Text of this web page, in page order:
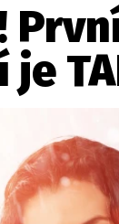
Nejlepší z